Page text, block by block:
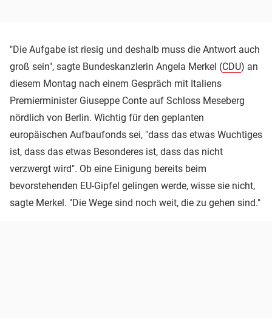
"Die Aufgabe ist riesig und deshalb muss die Antwort auch
groß sein", sagte Bundeskanzlerin Angela Merkel (CDU) an
diesem Montag nach einem Gespräch mit Italiens
Premierminister Giuseppe Conte auf Schloss Meseberg
nördlich von Berlin. Wichtig für den geplanten
europäischen Aufbaufonds sei, "dass das etwas Wuchtiges
ist, dass das etwas Besonderes ist, dass das nicht
verzwergt wird". Ob eine Einigung bereits beim
bevorstehenden EU-Gipfel gelingen werde, wisse sie nicht,
sagte Merkel. "Die Wege sind noch weit, die zu gehen sind."